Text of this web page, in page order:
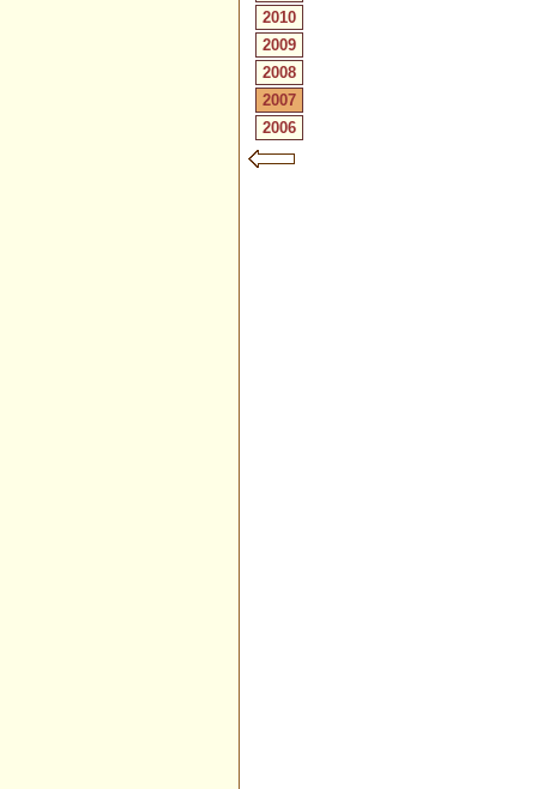
2010
2009
2008
2007
2006